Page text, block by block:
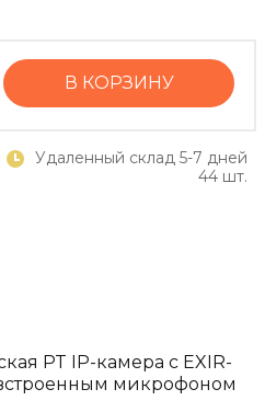
В КОРЗИНУ
Удаленный склад 5-7 дней
44 шт.
PT IP-камера c EXIR-
микрофоном